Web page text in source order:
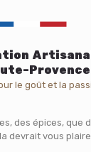
Provence
le goût et la
des épices, que
devrait vous plaire